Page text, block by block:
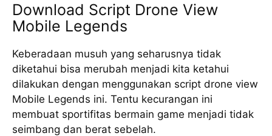
Download Script Drone View
Mobile Legends
Keberadaan musuh yang seharusnya tidak
diketahui bisa merubah menjadi kita ketahui
dilakukan dengan menggunakan script drone view
Mobile Legends ini. Tentu kecurangan ini
membuat sportifitas bermain game menjadi tidak
seimbang dan berat sebelah.